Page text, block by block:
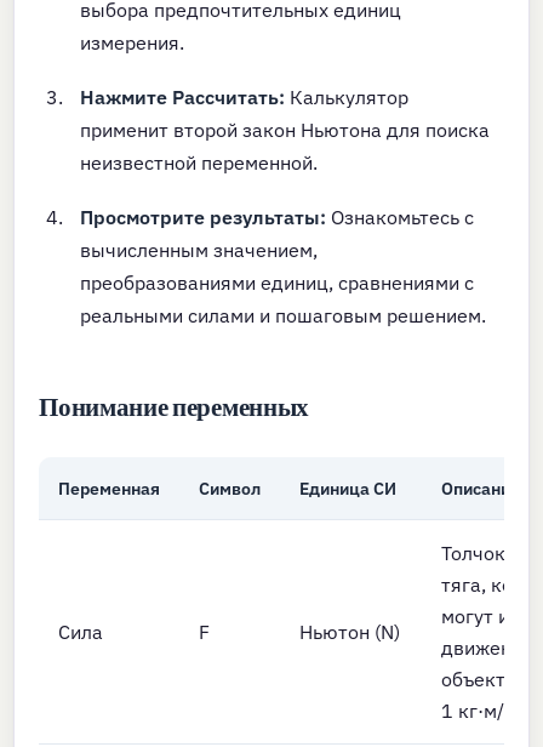
выбора предпочтительных единиц
измерения.
Нажмите Рассчитать: Калькулятор
применит второй закон Ньютона для поиска
неизвестной переменной.
Просмотрите результаты: Ознакомьтесь с
вычисленным значением,
преобразованиями единиц, сравнениями с
реальными силами и пошаговым решением.
Понимание переменных
Переменная Символ Единица СИ Описание
Сила F Ньютон (N)
Толчок или
тяга,
могут
движение
объекта. 1
1 кг·м/с²